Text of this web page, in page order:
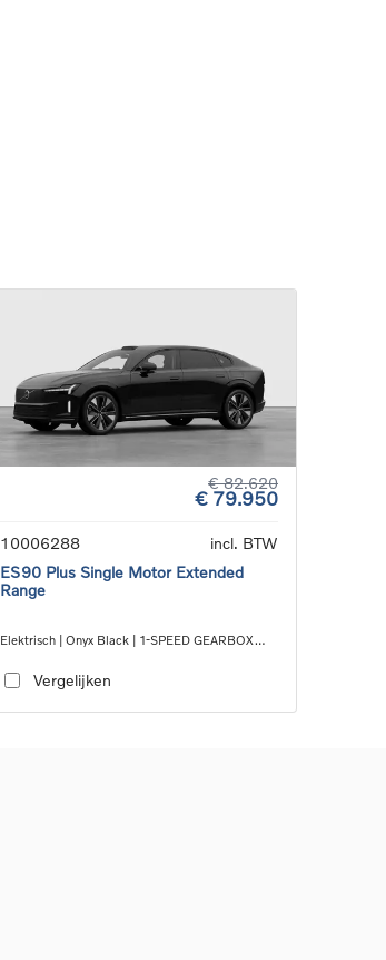
€ 82.620
€ 79.950
10006288
incl. BTW
ES90 Plus Single Motor Extended
Range
Elektrisch | Onyx Black | 1-SPEED GEARBOX
Vergelijken